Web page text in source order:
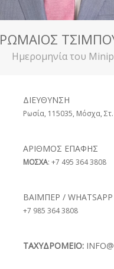
ΡΩΜΑΊΟΣ
Ημερομηνία του
ΔΙΕΎΘΥΝΣΗ
Ρωσία, 115035, Μόσχα, Στ.
ΑΡΙΘΜΌΣ ΕΠΑΦΉΣ
ΜΟΣΧΑ: +7 495 364 3808
ΒΆΙΜΠΕΡ / WHATSAPP
+7 985 364 3808
ΤΑΧΥΔΡΟΜΕΊΟ: